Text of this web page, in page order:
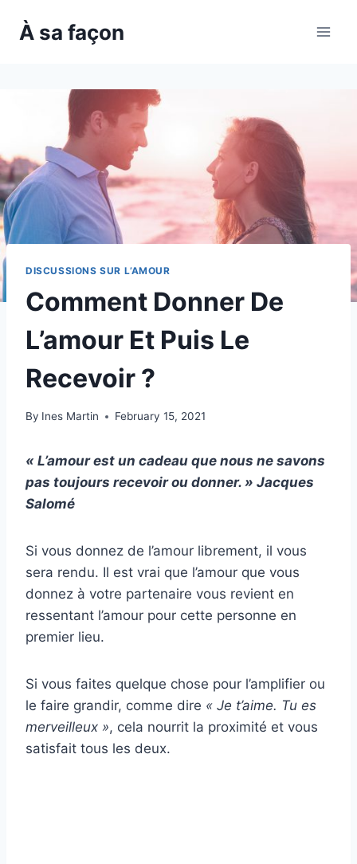
À sa façon
DISCUSSIONS SUR L’AMOUR
Comment Donner De
L’amour Et Puis Le
Recevoir ?
By Ines Martin February 15, 2021
« L’amour est un cadeau que nous ne savons
pas toujours recevoir ou donner. » Jacques
Salomé
Si vous donnez de l’amour librement, il vous
sera rendu. Il est vrai que l’amour que vous
donnez à votre partenaire vous revient en
ressentant l’amour pour cette personne en
premier lieu.
Si vous faites quelque chose pour l’amplifier ou
le faire grandir, comme dire « Je t’aime. Tu es
merveilleux », cela nourrit la proximité et vous
satisfait tous les deux.